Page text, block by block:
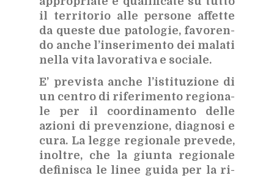
il ter­ri­to­rio alle per­so­ne af­fet­te
da que­ste due pa­to­lo­gie, fa­vo­ren­
do an­che l’in­se­ri­men­to dei ma­la­ti
nel­la vita la­vo­ra­ti­va e so­cia­le.
E’ pre­vi­sta an­che l’i­sti­tu­zio­ne di
un cen­tro di ri­fe­ri­men­to re­gio­na­
le per il coor­di­na­men­to del­le
azio­ni di pre­ven­zio­ne, dia­gno­si e
cura. La leg­ge re­gio­na­le pre­ve­de,
inol­tre, che la giun­ta re­gio­na­le
de­fi­ni­sca le li­nee gui­da per la ri­